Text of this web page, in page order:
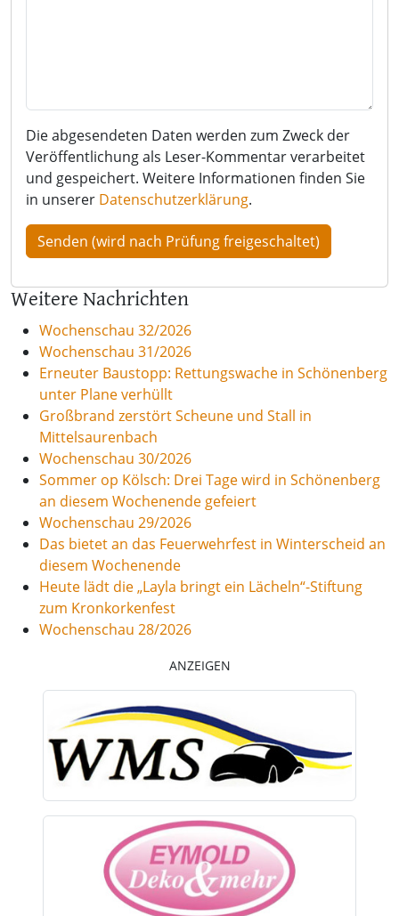
Die abgesendeten Daten werden zum Zweck der
Veröffentlichung als Leser-Kommentar verarbeitet
und gespeichert. Weitere Informationen finden Sie
in unserer Datenschutzerklärung.
Weitere Nachrichten
Wochenschau 32/2026
Wochenschau 31/2026
Erneuter Baustopp: Rettungswache in Schönenberg
unter Plane verhüllt
Großbrand zerstört Scheune und Stall in
Mittelsaurenbach
Wochenschau 30/2026
Sommer op Kölsch: Drei Tage wird in Schönenberg
an diesem Wochenende gefeiert
Wochenschau 29/2026
Das bietet an das Feuerwehrfest in Winterscheid an
diesem Wochenende
Heute lädt die „Layla bringt ein Lächeln“-Stiftung
zum Kronkorkenfest
Wochenschau 28/2026
ANZEIGEN